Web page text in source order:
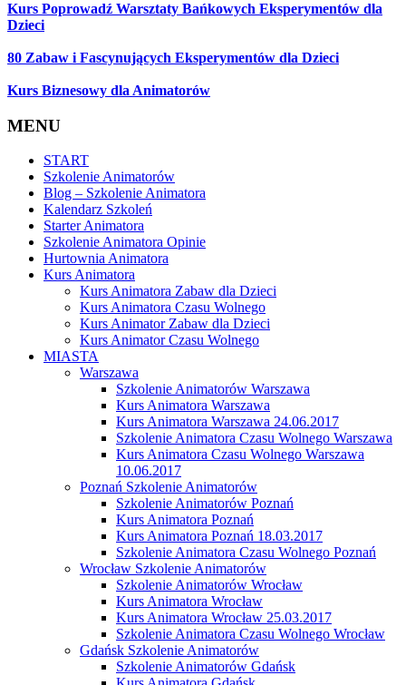
Kurs Poprowadź Warsztaty Bańkowych Eksperymentów dla
Dzieci
80 Zabaw i Fascynujących Eksperymentów dla Dzieci
Kurs Biznesowy dla Animatorów
MENU
START
Szkolenie Animatorów
Blog – Szkolenie Animatora
Kalendarz Szkoleń
Starter Animatora
Szkolenie Animatora Opinie
Hurtownia Animatora
Kurs Animatora
Kurs Animatora Zabaw dla Dzieci
Kurs Animatora Czasu Wolnego
Kurs Animator Zabaw dla Dzieci
Kurs Animator Czasu Wolnego
MIASTA
Warszawa
Szkolenie Animatorów Warszawa
Kurs Animatora Warszawa
Kurs Animatora Warszawa 24.06.2017
Szkolenie Animatora Czasu Wolnego Warszawa
Kurs Animatora Czasu Wolnego Warszawa
10.06.2017
Poznań Szkolenie Animatorów
Szkolenie Animatorów Poznań
Kurs Animatora Poznań
Kurs Animatora Poznań 18.03.2017
Szkolenie Animatora Czasu Wolnego Poznań
Wrocław Szkolenie Animatorów
Szkolenie Animatorów Wrocław
Kurs Animatora Wrocław
Kurs Animatora Wrocław 25.03.2017
Szkolenie Animatora Czasu Wolnego Wrocław
Gdańsk Szkolenie Animatorów
Szkolenie Animatorów Gdańsk